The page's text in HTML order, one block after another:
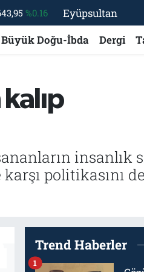
%0.06
%0.02
%0.12
13.799 %70
Eyüpsultan
Büyük Doğu-İbda Dergi
insanlık
politikasını
Trend Haberler
1